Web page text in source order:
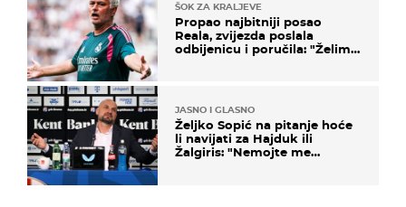
ŠOK ZA KRALJEVE
Propao najbitniji posao
Reala, zvijezda poslala
odbijenicu i poručila: "Želim
JASNO I GLASNO
Željko Sopić na pitanje hoće
li navijati za Hajduk ili
Žalgiris: "Nemojte me